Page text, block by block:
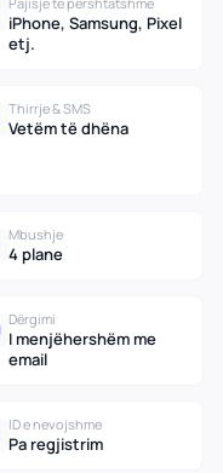
iPhone, Samsung, Pixel
etj.
Thirrje & SMS
Vetëm të dhëna
Mbushje
4 plane
Dërgimi
I menjëhershëm me
email
ID e nevojshme
Pa regjistrim